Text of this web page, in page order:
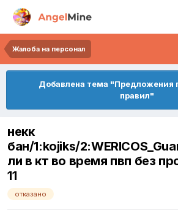
Жалоба на персонал
Добавлена тема "Предложения
правил"
некк
бан/1:kojiks/
ли в кт во время пвп без
11
отказано